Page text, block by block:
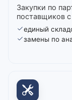
Закупки по
поставщиков
единый
замены по